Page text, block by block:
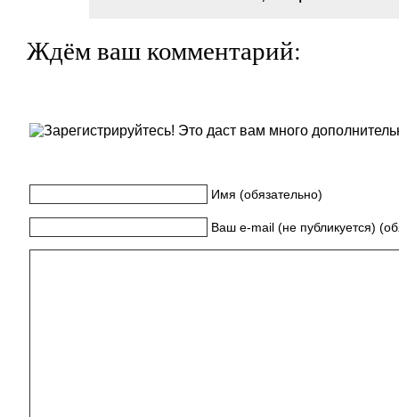
Ждём ваш комментарий:
Имя (обязательно)
Ваш e-mail (не публикуется)